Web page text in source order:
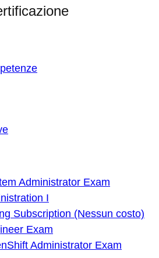
Administrator Exam
I
Subscription (Nessun costo)
Exam
Administrator Exam